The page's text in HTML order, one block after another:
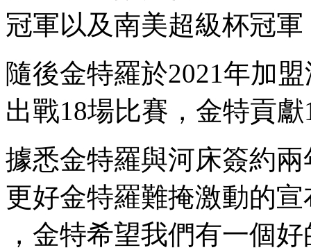
冠軍以及南美超級杯冠軍 
隨後金特羅於2021年加盟
出戰18場比賽 ，金特貢
據悉金特羅與河床簽約兩年
更好金特羅難掩激動的宣布
，金特希望我們有一個